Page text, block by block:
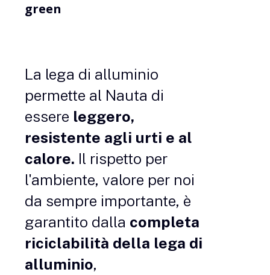
green
La lega di alluminio
permette al Nauta di
essere leggero,
resistente agli urti e al
calore. Il rispetto per
l'ambiente, valore per noi
da sempre importante, è
garantito dalla completa
riciclabilità della lega di
alluminio,